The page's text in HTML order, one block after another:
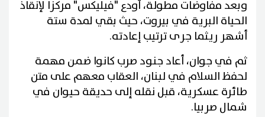
وبعد مفاوضات مطولة، أُودع "فيليكس" مركزا لإنقاذ
الحياة البرية في بيروت، حيث بقي لمدة ستة
أشهر ريثما جرى ترتيب إعادته.
ثم في جوان، أعاد جنود صرب كانوا ضمن مهمة
لحفظ السلام في لبنان، العقاب معهم على متن
طائرة عسكرية، قبل نقله إلى حديقة حيوان في
شمال صربيا.